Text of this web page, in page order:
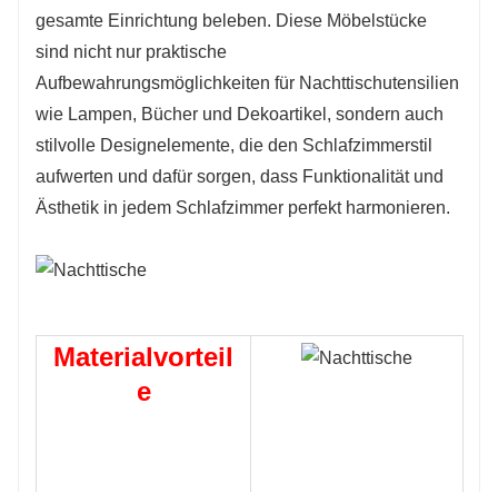
gesamte Einrichtung beleben. Diese Möbelstücke
sind nicht nur praktische
Aufbewahrungsmöglichkeiten für Nachttischutensilien
wie Lampen, Bücher und Dekoartikel, sondern auch
stilvolle Designelemente, die den Schlafzimmerstil
aufwerten und dafür sorgen, dass Funktionalität und
Ästhetik in jedem Schlafzimmer perfekt harmonieren.
Materialvorteil
e